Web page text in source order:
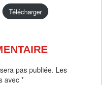
Télécharger
pas publiée. Les
avec*